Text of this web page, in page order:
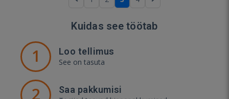
Kuidas see töötab
1 Loo tellimus
See on tasuta
2 Saa pakkumisi